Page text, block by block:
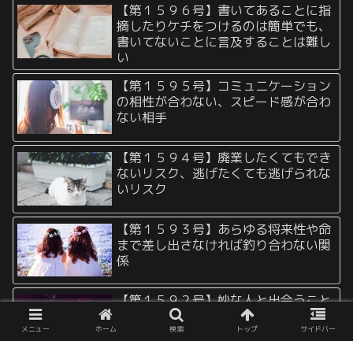
【第１５９６号】書いてあることに指
摘したりケチをつけるのは簡単でも、
書いてないことに言及することは難し
い
【第１５９５号】コミュニケーション
の相性が合わない、スピード感が合わ
ない相手
【第１５９４号】廃業したくてもでき
ないリスク、逃げたくても逃げられな
いリスク
【第１５９３号】あらゆる将来性や命
まで差し出さなければ釣り合わない関
係
【第１５９２号】妙な人と出会うこと
のジンクス
メニュー ホーム 検索 トップ サイドバー